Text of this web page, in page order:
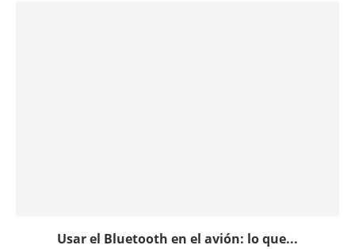
Usar el Bluetooth en el avión: lo que...